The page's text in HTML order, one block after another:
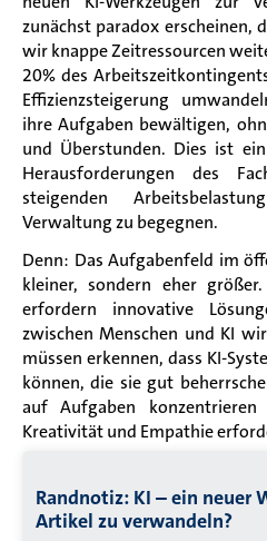
zunächst paradox erscheinen,
wir knappe Zeitressourcen
20% des
Effizienzsteigerung
ihre Aufgaben bewältigen,
und Überstunden. Dies ist
Herausforderungen des
steigenden
Verwaltung zu begegnen.
Denn: Das Aufgabenfeld im
kleiner, sondern eher
erfordern innovative
zwischen Menschen und KI
müssen erkennen, dass KI-
können, die sie gut
auf Aufgaben
Kreativität und Empathie
Randnotiz: KI – ein neuer
Artikel zu verwandeln?